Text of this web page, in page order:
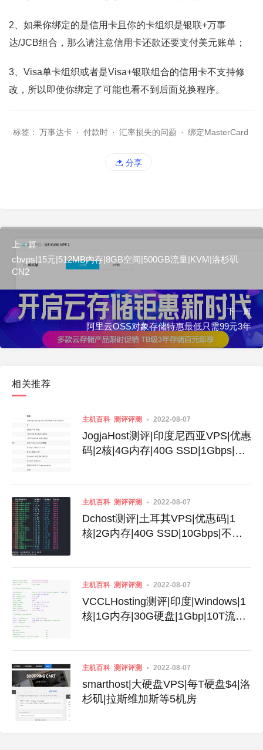
2、如果你绑定的是信用卡且你的卡组织是银联+万事
达/JCB组合，那么请注意信用卡还款还要支付美元账单；
3、Visa单卡组织或者是Visa+银联组合的信用卡不支持修
改，所以即使你绑定了可能也看不到后面兑换程序。
标签： 万事达卡 · 付款时 · 汇率损失的问题 · 绑定MasterCard
分享
上一篇
cbvps|15元|512MB内存|8GB空间|500GB流量|KVM|洛杉矶
CN2
下一篇
阿里云OSS对象存储特惠最低只需99元3年
相关推荐
主机百科 测评评测 2022-08-07
JogjaHost测评|印度尼西亚VPS|优惠
码|2核|4G内存|40G SSD|1Gbps|不
主机百科 测评评测 2022-08-07
Dchost测评|土耳其VPS|优惠码|1
核|2G内存|40G SSD|10Gbps|不限
主机百科 测评评测 2022-08-07
VCCLHosting测评|印度|Windows|1
核|1G内存|30G硬盘|1Gbp|10T流量|
主机百科 测评评测 2022-08-07
smarthost|大硬盘VPS|每T硬盘$4|洛
杉矶|拉斯维加斯等5机房